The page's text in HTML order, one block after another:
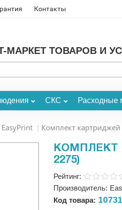
Контакты
МАРКЕТ ТОВАРОВ И
СКС Расходные
EasyPrint Комплект
КОМПЛЕКТ
2275)
Рейтинг:
Производитель:
Код товара: